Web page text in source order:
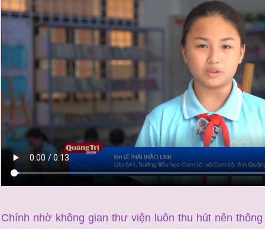
Chính nhờ không gian thư viện luôn thu hút nên